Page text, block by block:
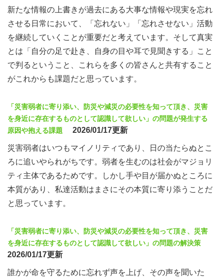
新たな情報の上書きが過去にある大事な情報や現実を忘れ
させる日常において、「忘れない」「忘れさせない」活動
を継続していくことが重要だと考えています。そして真実
とは「自分の足で赴き、自身の目や耳で見聞きする」こと
で判るということ、これらを多くの皆さんと共有すること
がこれからも課題だと思っています。
「災害弱者に寄り添い、防災や減災の必要性を知って頂き、災害
を身近に存在するものとして認識して欲しい」の問題が発生する
原因や抱える課題
2026/01/17更新
災害弱者はいつもマイノリティであり、日の当たらぬとこ
ろに追いやられがちです。弱者を生むのは社会がマジョリ
ティ主体であるためです。しかし手や目が届かぬところに
本質があり、私達活動はまさにその本質に寄り添うことだ
と思っています。
「災害弱者に寄り添い、防災や減災の必要性を知って頂き、災害
を身近に存在するものとして認識して欲しい」の問題の解決策
2026/01/17更新
誰かが命を守るために忘れず声を上げ、その声を聞いた